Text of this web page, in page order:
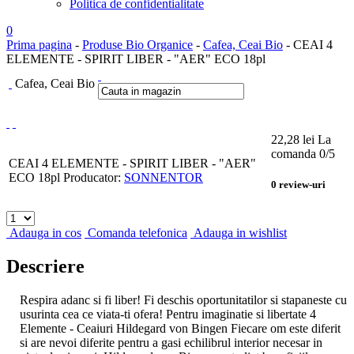
Politica de confidentialitate
0
Prima pagina - Produse Bio Organice - Cafea, Ceai Bio - CEAI 4
ELEMENTE - SPIRIT LIBER - "AER" ECO 18pl
Cafea, Ceai Bio
CEAI 4 ELEMENTE - SPIRIT LIBER - "AER"
ECO 18pl Producator: SONNENTOR
22,28 lei La
comanda 0/5
0 review-uri
Adauga in cos Comanda telefonica Adauga in wishlist
Descriere
Respira adanc si fi liber! Fi deschis oportunitatilor si stapaneste cu
usurinta cea ce viata-ti ofera! Pentru imaginatie si libertate 4
Elemente - Ceaiuri Hildegard von Bingen Fiecare om este diferit
si are nevoi diferite pentru a gasi echilibrul interior necesar in